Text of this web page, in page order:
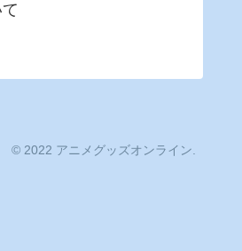
© 2022 アニメグッズオンライン.